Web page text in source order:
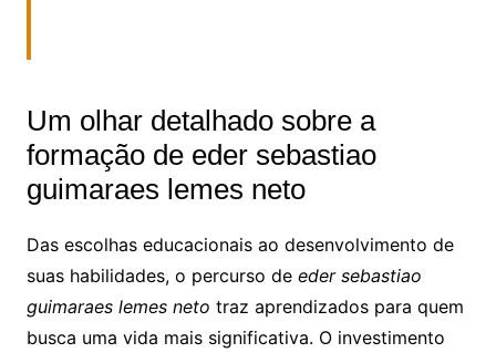
Um olhar detalhado sobre a
formação de eder sebastiao
guimaraes lemes neto
Das escolhas educacionais ao desenvolvimento de
suas habilidades, o percurso de eder sebastiao
guimaraes lemes neto traz aprendizados para quem
busca uma vida mais significativa. O investimento